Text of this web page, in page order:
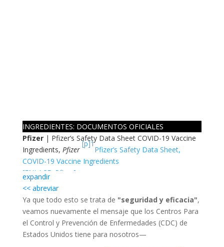
INGREDIENTES: DOCUMENTOS OFICIALES
Pfizer| Pfizer’s Safety Data Sheet COVID-19 Vaccine
Ingredients, Pfizer
[p]1
Pfizer’s Safety Data Sheet,
COVID-19 Vaccine Ingredients
[ENLACE, Pfizer]
(Hoja de Información de Seguridad Para Recipientes y
Cuidadores),
Pfizer
Moderna
| Moderna: Fact Sheet for Recipients and
Caregivers,
FDA
[m]1
Moderna: Fact Sheet for
Recipients and Caregivers (Hoja de Información Para
Recipientes y Cuidadores)
expandir
<< abreviar
Ya que todo esto se trata de "seguridad y eficacia",
veamos nuevamente el mensaje que los Centros Para
el Control y Prevención de Enfermedades (CDC) de
Estados Unidos tiene para nosotros—